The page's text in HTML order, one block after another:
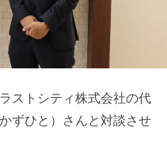
ストシティ株式会社の代
ずひと）さんと対談させ